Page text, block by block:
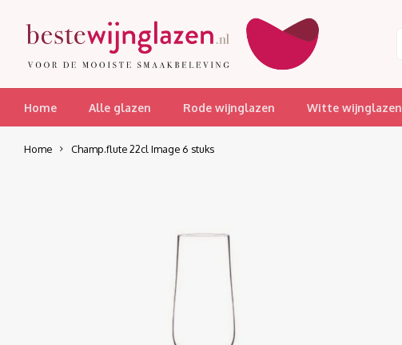
Home Alle glazen Rode wijnglazen Witte wijnglazen
Home Champ.flute 22cl Image 6 stuks